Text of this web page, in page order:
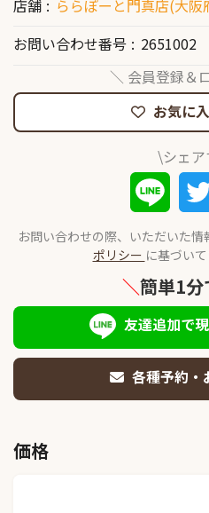
店舗
ららぽーと門真店(大阪
お問い合わせ番号
2651002
＼ 会員登録＆
お気に
\シェ
お問い合わせの際、いただいた情
ポリシー に基づいて
＼簡単1分
友達追加で
各種予約・
価格